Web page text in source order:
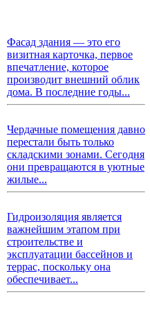
Фасад здания — это его
визитная карточка, первое
впечатление, которое
производит внешний облик
дома. В последние годы...
Чердачные помещения давно
перестали быть только
складскими зонами. Сегодня
они превращаются в уютные
жилые...
Гидроизоляция является
важнейшим этапом при
строительстве и
эксплуатации бассейнов и
террас, поскольку она
обеспечивает...